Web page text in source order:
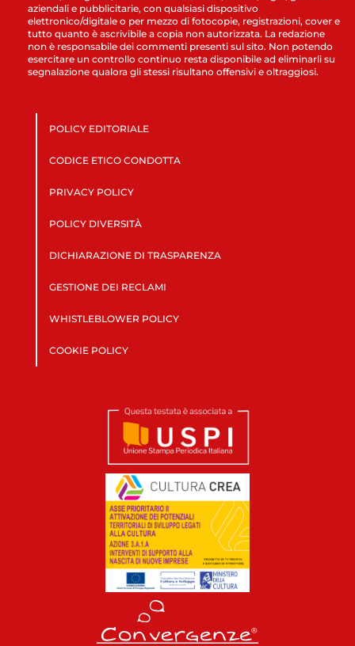
aziendali e pubblicitarie, con qualsiasi dispositivo
elettronico/digitale o per mezzo di fotocopie, registrazioni, cover e
tutto quanto è ascrivibile a copia non autorizzata. La redazione
non è responsabile dei commenti presenti sul sito. Non potendo
esercitare un controllo continuo resta disponibile ad eliminarli su
segnalazione qualora gli stessi risultano offensivi e oltraggiosi.
POLICY EDITORIALE
CODICE ETICO CONDOTTA
PRIVACY POLICY
POLICY DIVERSITÀ
DICHIARAZIONE DI TRASPARENZA
GESTIONE DEI RECLAMI
WHISTLEBLOWER POLICY
COOKIE POLICY